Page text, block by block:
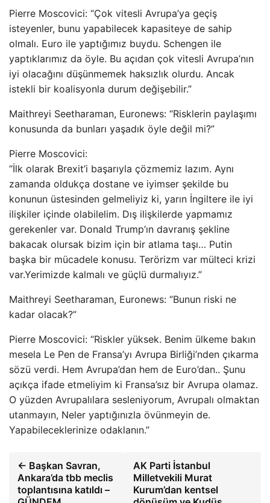
Pierre Moscovici: “Çok vitesli Avrupa’ya geçiş
isteyenler, bunu yapabilecek kapasiteye de sahip
olmalı. Euro ile yaptığımız buydu. Schengen ile
yaptıklarımız da öyle. Bu açıdan çok vitesli Avrupa’nın
iyi olacağını düşünmemek haksızlık olurdu. Ancak
istekli bir koalisyonla durum değişebilir.”
Maithreyi Seetharaman, Euronews: “Risklerin paylaşımı
konusunda da bunları yaşadık öyle değil mi?”
Pierre Moscovici:
“İlk olarak Brexit’i başarıyla çözmemiz lazım. Aynı
zamanda oldukça dostane ve iyimser şekilde bu
konunun üstesinden gelmeliyiz ki, yarın İngiltere ile iyi
ilişkiler içinde olabilelim. Dış ilişkilerde yapmamız
gerekenler var. Donald Trump’ın davranış şekline
bakacak olursak bizim için bir atlama taşı… Putin
başka bir mücadele konusu. Terörizm var mülteci krizi
var.Yerimizde kalmalı ve güçlü durmalıyız.”
Maithreyi Seetharaman, Euronews: “Bunun riski ne
kadar olacak?”
Pierre Moscovici: “Riskler yüksek. Benim ülkeme bakın
mesela Le Pen de Fransa’yı Avrupa Birliği’nden çıkarma
sözü verdi. Hem Avrupa’dan hem de Euro’dan.. Şunu
açıkça ifade etmeliyim ki Fransa’sız bir Avrupa olamaz.
O yüzden Avrupalılara sesleniyorum, Avrupalı olmaktan
utanmayın, Neler yaptığınızla övünmeyin de.
Yapabileceklerinize odaklanın.”
← Başkan Savran,
Ankara’da tbb meclis
toplantısına katıldı –
AK Parti İstanbul
Milletvekili Murat
Kurum’dan kentsel